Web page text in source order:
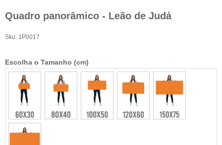
Quadro panorâmico - Leão de Judá
Sku: 1P0017
Escolha o Tamanho (cm)